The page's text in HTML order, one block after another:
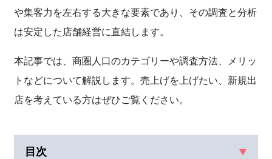
や集客力を左右する大きな要素であり、その調査と分析
は安定した店舗経営に直結します。
本記事では、商圏人口のカテゴリーや調査方法、メリッ
トなどについて解説します。売上げを上げたい、新規出
店を考えている方はぜひご覧ください。
目次